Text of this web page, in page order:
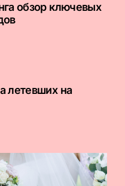
обзор ключевых
летевших на